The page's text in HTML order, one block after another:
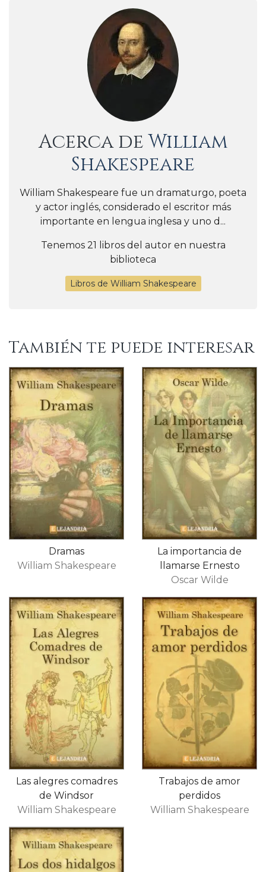
Acerca deWilliam
Shakespeare
William Shakespeare​ fue un dramaturgo, poeta
y actor inglés, considerado el escritor más
importante en lengua inglesa y uno d...
Tenemos 21 libros del autor en nuestra
biblioteca
Libros de William Shakespeare
También te puede interesar
Dramas
William Shakespeare
La importancia de
llamarse Ernesto
Oscar Wilde
Las alegres comadres
de Windsor
William Shakespeare
Trabajos de amor
perdidos
William Shakespeare